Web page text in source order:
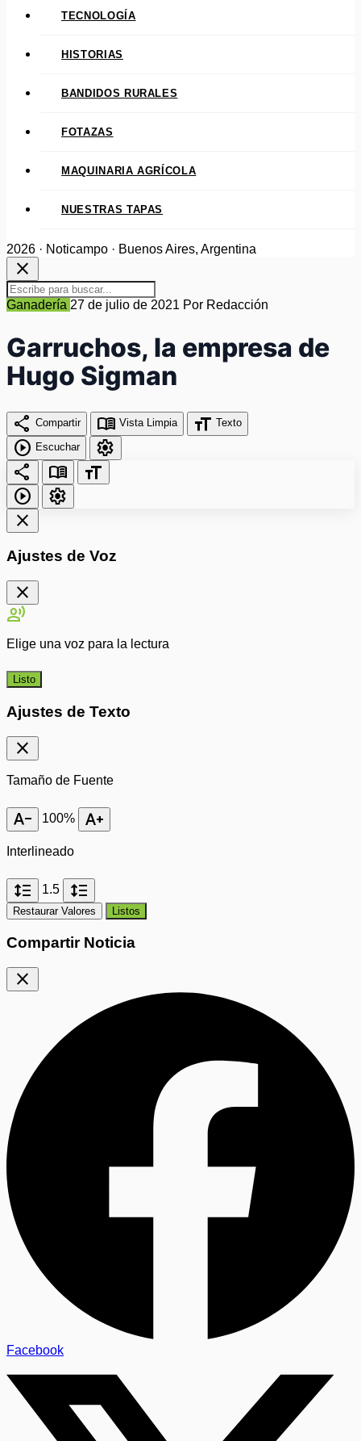
TECNOLOGÍA
HISTORIAS
BANDIDOS RURALES
FOTAZAS
MAQUINARIA AGRÍCOLA
NUESTRAS TAPAS
2026 · Noticampo · Buenos Aires, Argentina
close
Ganadería 27 de julio de 2021 Por Redacción
Garruchos, la empresa de
Hugo Sigman
share Compartir menu_book Vista Limpia format_size Texto
play_circle Escuchar
settings
share
menu_book
format_size
play_circle
settings
close
Ajustes de Voz
close
record_voice_over
Elige una voz para la lectura
Listo
Ajustes de Texto
close
Tamaño de Fuente
text_decrease 100% text_increase
Interlineado
format_line_spacing 1.5 format_line_spacing
Restaurar Valores Listos
Compartir Noticia
close
Facebook